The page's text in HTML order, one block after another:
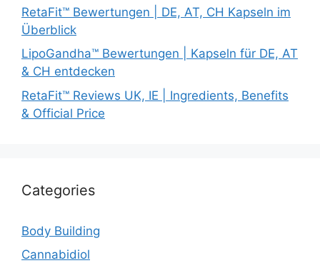
RetaFit™ Bewertungen | DE, AT, CH Kapseln im
Überblick
LipoGandha™ Bewertungen | Kapseln für DE, AT
& CH entdecken
RetaFit™ Reviews UK, IE | Ingredients, Benefits
& Official Price
Categories
Body Building
Cannabidiol